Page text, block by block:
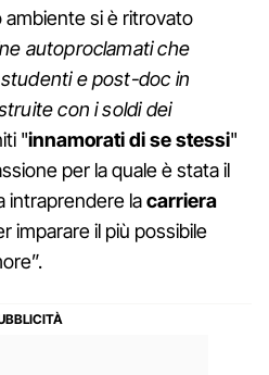
si è ritrovato
autoproclamati che
e post-doc in
con i soldi dei
"innamorati di se stessi"
per la quale è stata il
intraprendere lacarriera
imparare il più possibile